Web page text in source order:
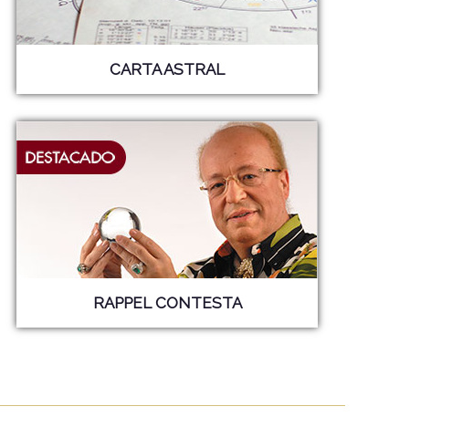
CARTA ASTRAL
RAPPEL CONTESTA